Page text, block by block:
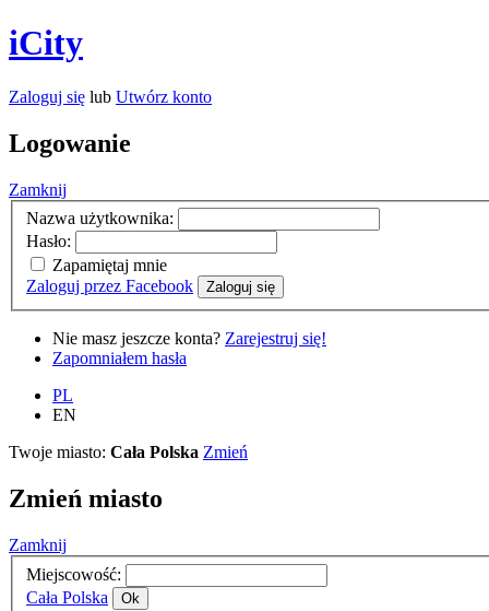
iCity
Zaloguj się lub Utwórz konto
Logowanie
Zamknij
Nazwa użytkownika:
Hasło:
Zapamiętaj mnie
Zaloguj przez Facebook
Zaloguj się
Nie masz jeszcze konta? Zarejestruj się!
Zapomniałem hasła
PL
EN
Twoje miasto: Cała Polska Zmień
Zmień miasto
Zamknij
Miejscowość:
Cała Polska
Ok